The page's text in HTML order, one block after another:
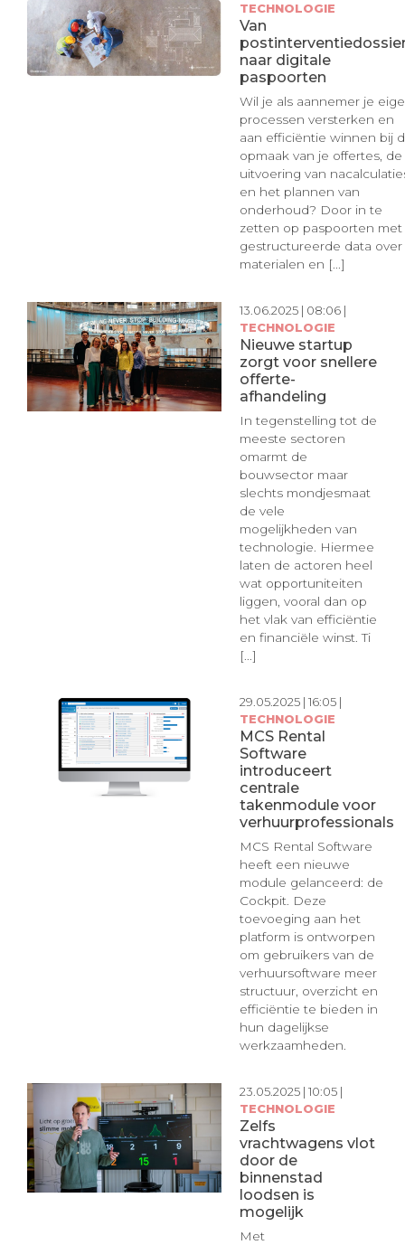
TECHNOLOGIE
Van
naar digitale
paspoorten
Wil je als aannemer je
processen versterken en
aan efficiëntie winnen bij
opmaak van je offertes, de
uitvoering van
en het plannen van
onderhoud? Door in te
zetten op paspoorten met
gestructureerde data over
materialen en [...]
13.06.2025 | 08:06 |
TECHNOLOGIE
Nieuwe startup
zorgt voor snellere
offerte-
afhandeling
In tegenstelling tot de
meeste sectoren
omarmt de
bouwsector maar
slechts mondjesmaat
de vele
mogelijkheden van
technologie. Hiermee
laten de actoren heel
wat opportuniteiten
liggen, vooral dan op
het vlak van efficiëntie
en financiële winst. Ti
[...]
29.05.2025 | 16:05 |
TECHNOLOGIE
MCS Rental
Software
introduceert
centrale
takenmodule voor
verhuurprofessionals
MCS Rental Software
heeft een nieuwe
module gelanceerd: de
Cockpit. Deze
toevoeging aan het
platform is ontworpen
om gebruikers van de
verhuursoftware meer
structuur, overzicht en
efficiëntie te bieden in
hun dagelijkse
werkzaamheden.
23.05.2025 | 10:05 |
TECHNOLOGIE
Zelfs
vrachtwagens vlot
door de
binnenstad
loodsen is
mogelijk
Met